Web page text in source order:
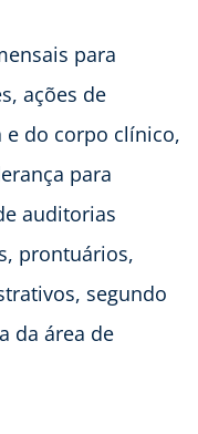
para
ações de
e do corpo clínico,
para
auditorias
prontuários,
segundo
da área de